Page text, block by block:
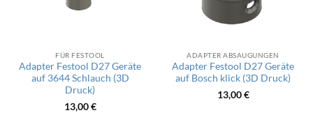
FÜR FESTOOL
Adapter Festool D27 Geräte
auf 3644 Schlauch (3D
Druck)
13,00€
ADAPTER ABSAUGUNGEN
Adapter Festool D27 Geräte
auf Bosch klick (3D Druck)
13,00€